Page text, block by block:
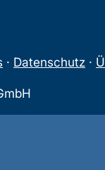
· Datenschutz ·